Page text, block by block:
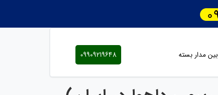
مدار بسته 09909219648